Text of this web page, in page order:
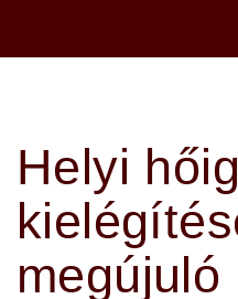
Helyi
megújuló